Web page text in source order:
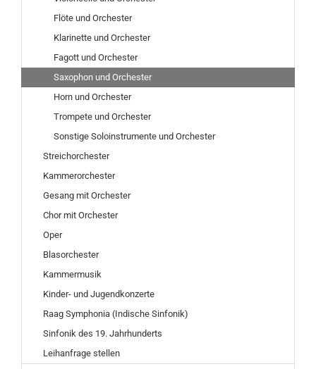
Flöte und Orchester
Klarinette und Orchester
Fagott und Orchester
Saxophon und Orchester
Horn und Orchester
Trompete und Orchester
Sonstige Soloinstrumente und Orchester
Streichorchester
Kammerorchester
Gesang mit Orchester
Chor mit Orchester
Oper
Blasorchester
Kammermusik
Kinder- und Jugendkonzerte
Raag Symphonia (Indische Sinfonik)
Sinfonik des 19. Jahrhunderts
Leihanfrage stellen